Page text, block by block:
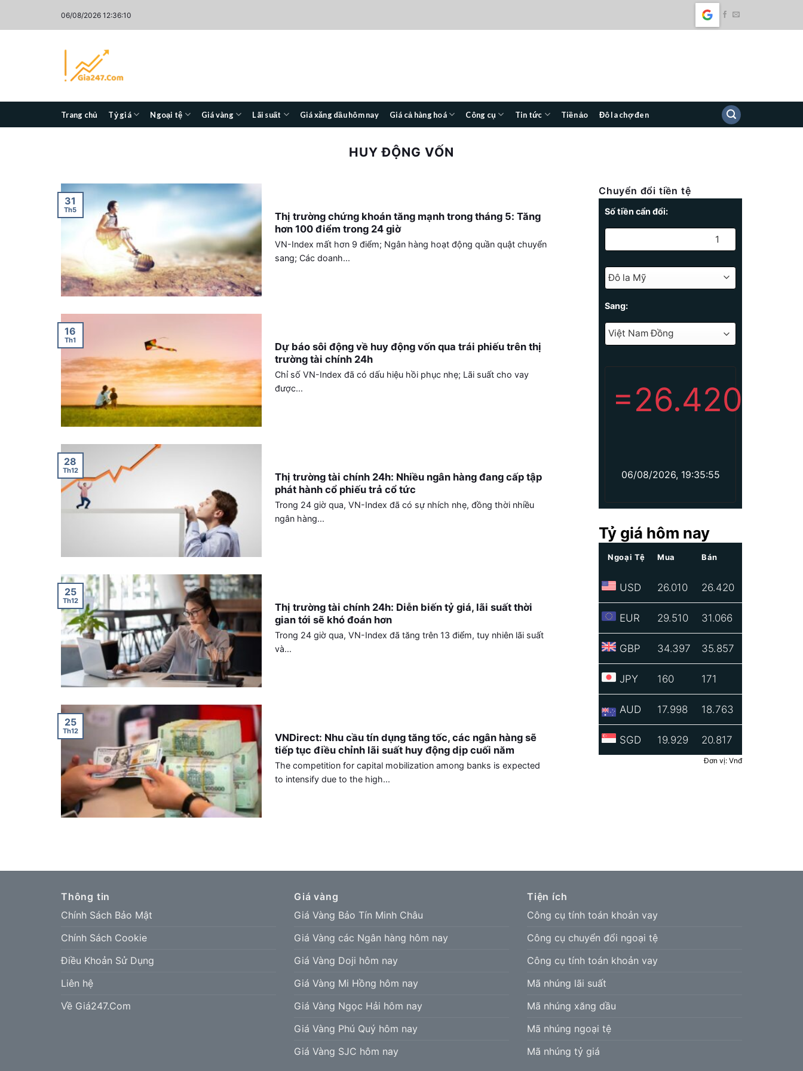
06/08/2026 12:36:10
Trang chủ Tỷ giá Ngoại tệ Giá vàng Lãi suất Giá xăng dầu hôm nay Giá cả hàng hoá Công cụ Tin tức Tiền ảo Đô la chợ đen
HUY ĐỘNG VỐN
Thị trường chứng khoán tăng mạnh trong tháng 5: Tăng
hơn 100 điểm trong 24 giờ
VN-Index mất hơn 9 điểm; Ngân hàng hoạt động quần quật chuyển
sang; Các doanh...
31
Th5
Dự báo sôi động về huy động vốn qua trái phiếu trên thị
trường tài chính 24h
Chỉ số VN-Index đã có dấu hiệu hồi phục nhẹ; Lãi suất cho vay
được...
16
Th1
Thị trường tài chính 24h: Nhiều ngân hàng đang cấp tập
phát hành cổ phiếu trả cổ tức
Trong 24 giờ qua, VN-Index đã có sự nhích nhẹ, đồng thời nhiều
ngân hàng...
28
Th12
Thị trường tài chính 24h: Diễn biến tỷ giá, lãi suất thời
gian tới sẽ khó đoán hơn
Trong 24 giờ qua, VN-Index đã tăng trên 13 điểm, tuy nhiên lãi suất
và...
25
Th12
VNDirect: Nhu cầu tín dụng tăng tốc, các ngân hàng sẽ
tiếp tục điều chỉnh lãi suất huy động dịp cuối năm
The competition for capital mobilization among banks is expected
to intensify due to the high...
25
Th12
Chuyển đổi tiền tệ
Số tiền cẩn đổi:
Sang:
=26.420
06/08/2026, 19:35:55
Tỷ giá hôm nay
Ngoại Tệ Mua Bán
USD 26.010 26.420
EUR 29.510 31.066
GBP 34.397 35.857
JPY 160 171
AUD 17.998 18.763
SGD 19.929 20.817
Đơn vị: Vnđ
Thông tin
Chính Sách Bảo Mật
Chính Sách Cookie
Điều Khoản Sử Dụng
Liên hệ
Về Giá247.Com
Giá vàng
Giá Vàng Bảo Tín Minh Châu
Giá Vàng các Ngân hàng hôm nay
Giá Vàng Doji hôm nay
Giá Vàng Mi Hồng hôm nay
Giá Vàng Ngọc Hải hôm nay
Giá Vàng Phú Quý hôm nay
Giá Vàng SJC hôm nay
Tiện ích
Công cụ tính toán khoản vay
Công cụ chuyển đổi ngoại tệ
Công cụ tính toán khoản vay
Mã nhúng lãi suất
Mã nhúng xăng dầu
Mã nhúng ngoại tệ
Mã nhúng tỷ giá